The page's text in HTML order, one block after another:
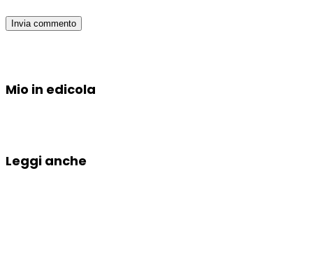
Mio in edicola
Leggi anche